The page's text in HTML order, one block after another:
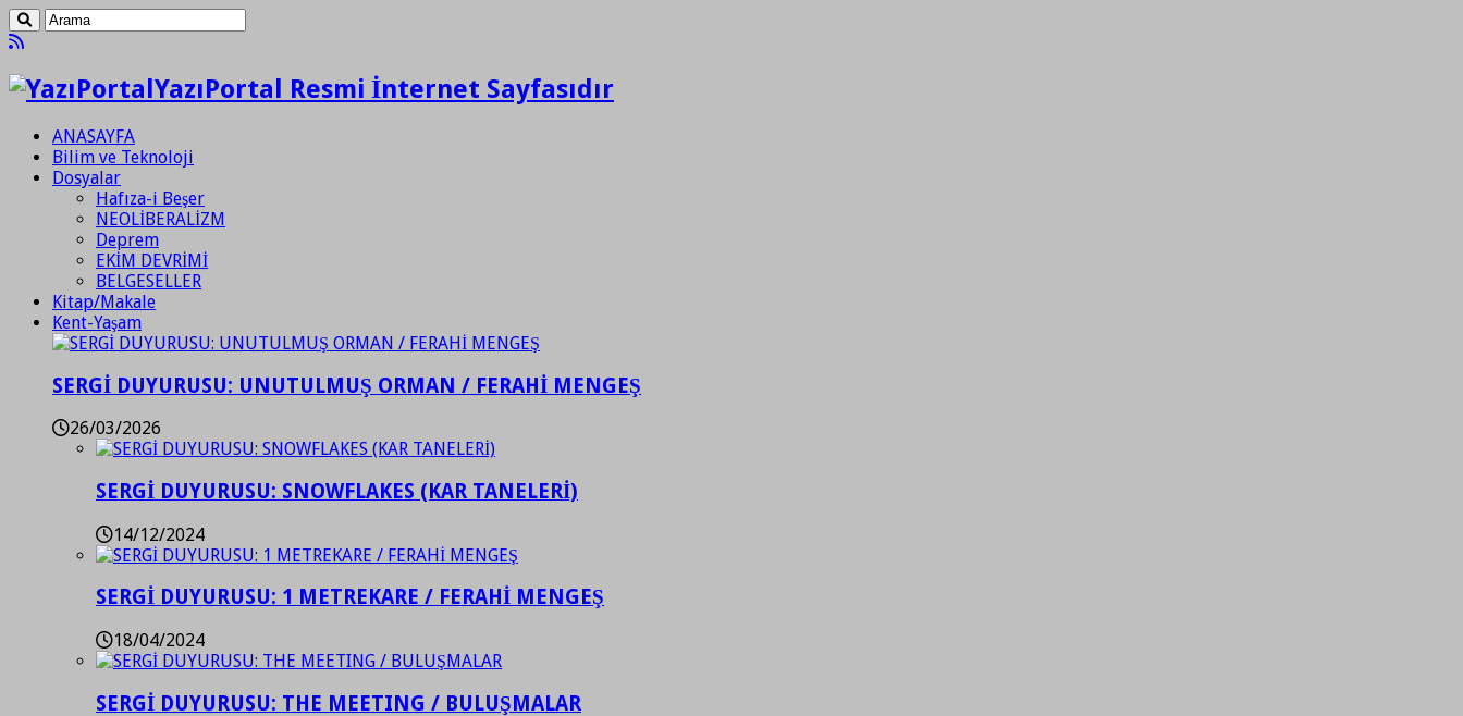
YazıPortal Resmi İnternet Sayfasıdır
ANASAYFA
Bilim ve Teknoloji
Dosyalar
Hafıza-i Beşer
NEOLİBERALİZM
Deprem
EKİM DEVRİMİ
BELGESELLER
Kitap/Makale
Kent-Yaşam
SERGİ DUYURUSU: UNUTULMUŞ ORMAN / FERAHİ MENGEŞ
26/03/2026
SERGİ DUYURUSU: SNOWFLAKES (KAR TANELERİ)
14/12/2024
SERGİ DUYURUSU: 1 METREKARE / FERAHİ MENGEŞ
18/04/2024
SERGİ DUYURUSU: THE MEETING / BULUŞMALAR